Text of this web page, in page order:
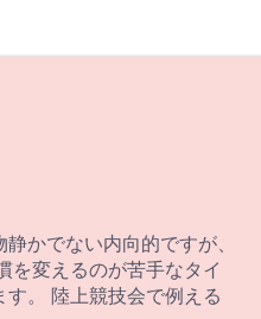
かでない内向的ですが、
を変えるのが苦手なタイ
。 陸上競技会で例える